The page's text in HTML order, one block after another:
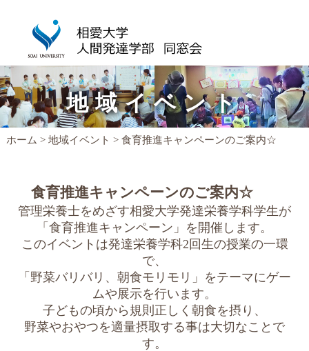
相愛大学人間発達学部同窓会
地域イベント
ホーム > 地域イベント > 食育推進キャンペーンのご案内☆
食育推進キャンペーンのご案内☆
管理栄養士をめざす相愛大学発達栄養学科学生が
「食育推進キャンペーン」を開催します。
このイベントは発達栄養学科2回生の授業の一環
で、
「野菜バリバリ、朝食モリモリ」をテーマにゲー
ムや展示を行います。
子どもの頃から規則正しく朝食を摂り、
野菜やおやつを適量摂取する事は大切なことで
す。